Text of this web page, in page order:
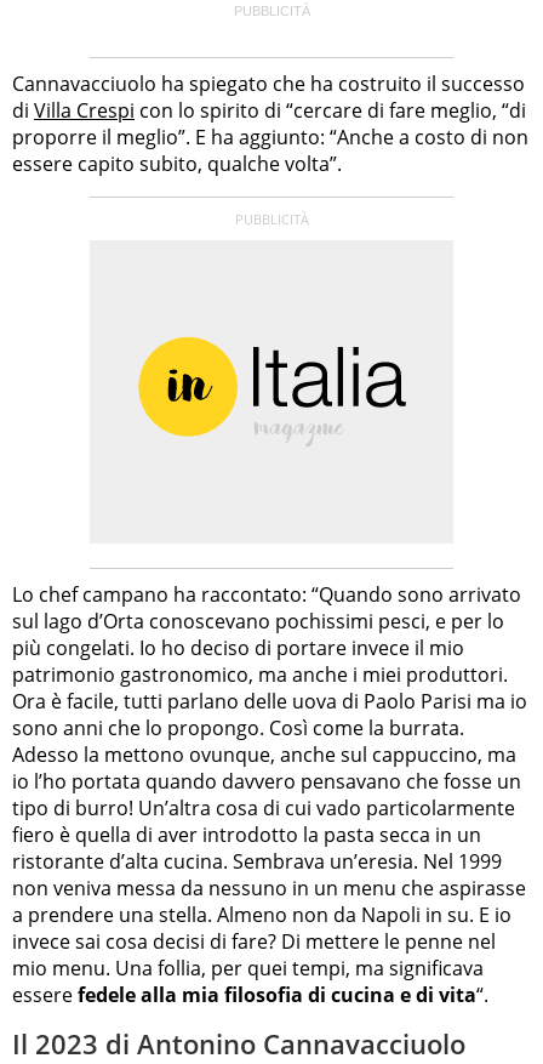
Cannavacciuolo ha spiegato che ha costruito il successo
di Villa Crespi con lo spirito di “cercare di fare meglio, “di
proporre il meglio”. E ha aggiunto: “Anche a costo di non
essere capito subito, qualche volta”.
Lo chef campano ha raccontato: “Quando sono arrivato
sul lago d’Orta conoscevano pochissimi pesci, e per lo
più congelati. Io ho deciso di portare invece il mio
patrimonio gastronomico, ma anche i miei produttori.
Ora è facile, tutti parlano delle uova di Paolo Parisi ma io
sono anni che lo propongo. Così come la burrata.
Adesso la mettono ovunque, anche sul cappuccino, ma
io l’ho portata quando davvero pensavano che fosse un
tipo di burro! Un’altra cosa di cui vado particolarmente
fiero è quella di aver introdotto la pasta secca in un
ristorante d’alta cucina. Sembrava un’eresia. Nel 1999
non veniva messa da nessuno in un menu che aspirasse
a prendere una stella. Almeno non da Napoli in su. E io
invece sai cosa decisi di fare? Di mettere le penne nel
mio menu. Una follia, per quei tempi, ma significava
esserefedele alla mia filosofia di cucina e di vita“.
Il 2023 di Antonino Cannavacciuolo